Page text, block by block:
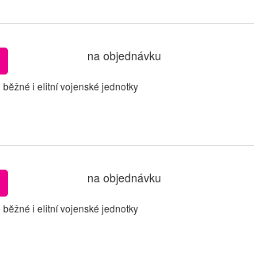
na objednávku
i elitní vojenské jednotky
na objednávku
i elitní vojenské jednotky